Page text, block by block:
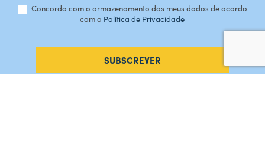
Concordo com o armazenamento dos meus dados de acordo
com a Política de Privacidade
SUBSCREVER